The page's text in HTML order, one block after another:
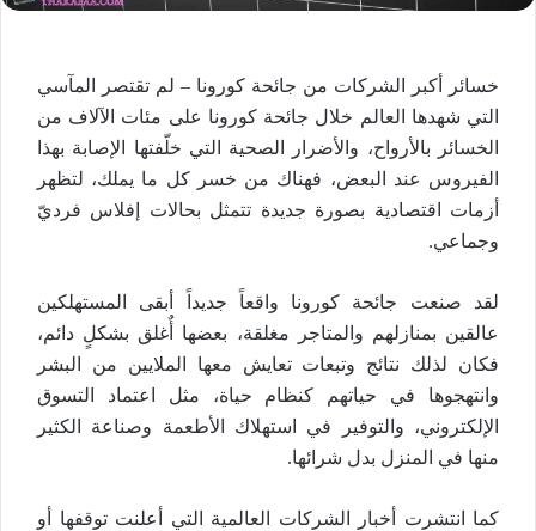
خسائر أكبر الشركات من جائحة كورونا – لم تقتصر المآسي
التي شهدها العالم خلال جائحة كورونا على مئات الآلاف من
الخسائر بالأرواح، والأضرار الصحية التي خلّفتها الإصابة بهذا
الفيروس عند البعض، فهناك من خسر كل ما يملك، لتظهر
أزمات اقتصادية بصورة جديدة تتمثل بحالات إفلاس فرديّ
وجماعي.
لقد صنعت جائحة كورونا واقعاً جديداً أبقى المستهلكين
عالقين بمنازلهم والمتاجر مغلقة، بعضها أٌغلق بشكلٍ دائم،
فكان لذلك نتائج وتبعات تعايش معها الملايين من البشر
وانتهجوها في حياتهم كنظام حياة، مثل اعتماد التسوق
الإلكتروني، والتوفير في استهلاك الأطعمة وصناعة الكثير
منها في المنزل بدل شرائها.
كما انتشرت أخبار الشركات العالمية التي أعلنت توقفها أو